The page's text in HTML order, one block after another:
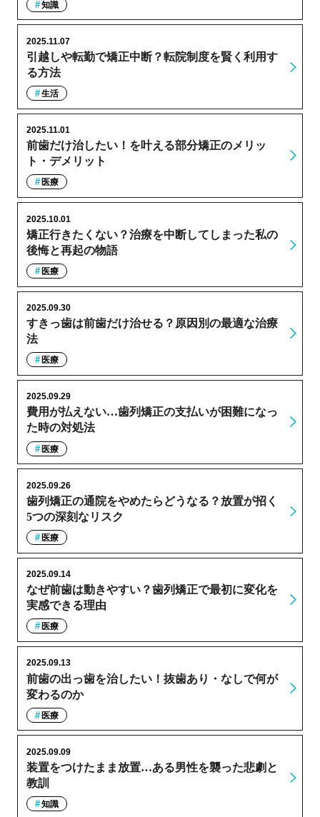
知識
引越しや転勤で矯正中断？転院制度を賢く利用す
る方法
2025.11.07
生活
前歯だけ治したい！を叶える部分矯正のメリッ
ト・デメリット
2025.11.01
医療
矯正行きたくない？治療を中断してしまった私の
後悔と再起の物語
2025.10.01
医療
すきっ歯は前歯だけ治せる？原因別の最適な治療
法
2025.09.30
医療
費用が払えない…歯列矯正の支払いが困難になっ
た時の対処法
2025.09.29
医療
歯列矯正の通院をやめたらどうなる？放置が招く
5つの深刻なリスク
2025.09.26
医療
なぜ前歯は動きやすい？歯列矯正で最初に変化を
実感できる理由
2025.09.14
医療
前歯の出っ歯を治したい！抜歯あり・なしで何が
変わるのか
2025.09.13
医療
装置をつけたまま放置…ある男性を襲った悲劇と
教訓
2025.09.09
知識